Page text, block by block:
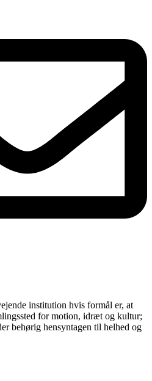
institution hvis formål er, at
for motion, idræt og kultur;
behørig hensyntagen til helhed og